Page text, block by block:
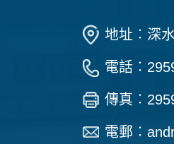
地址︰深
電話
傳真
電郵︰